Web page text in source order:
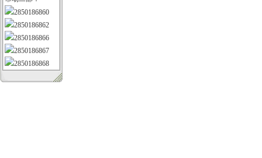
2850186860
2850186862
2850186866
2850186867
2850186868